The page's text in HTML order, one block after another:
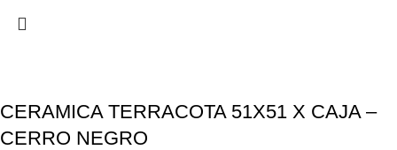
CERAMICA TERRACOTA 51X51 X CAJA –
CERRO NEGRO